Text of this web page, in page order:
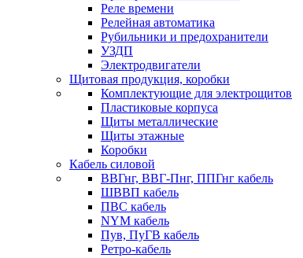
Реле времени
Релейная автоматика
Рубильники и предохранители
УЗДП
Электродвигатели
Щитовая продукция, коробки
Комплектующие для электрощитов
Пластиковые корпуса
Щиты металлические
Щиты этажные
Коробки
Кабель силовой
ВВГнг, ВВГ-Пнг, ППГнг кабель
ШВВП кабель
ПВС кабель
NYM кабель
Пув, ПуГВ кабель
Ретро-кабель